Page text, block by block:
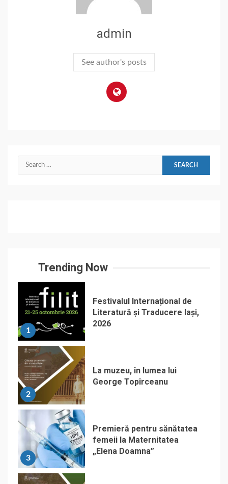
admin
See author's posts
Search
Trending Now
1
Festivalul Internațional de
Literatură și Traducere Iași,
2026
2
La muzeu, în lumea lui
George Topîrceanu
3
Premieră pentru sănătatea
femeii la Maternitatea
„Elena Doamna”